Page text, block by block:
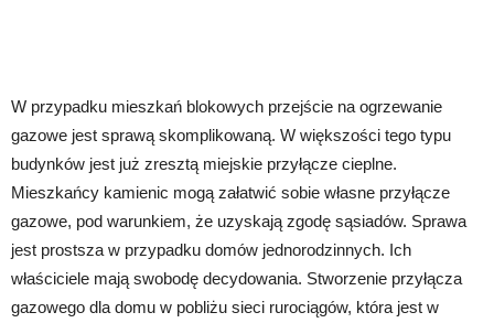
W przypadku mieszkań blokowych przejście na ogrzewanie
gazowe jest sprawą skomplikowaną. W większości tego typu
budynków jest już zresztą miejskie przyłącze cieplne.
Mieszkańcy kamienic mogą załatwić sobie własne przyłącze
gazowe, pod warunkiem, że uzyskają zgodę sąsiadów. Sprawa
jest prostsza w przypadku domów jednorodzinnych. Ich
właściciele mają swobodę decydowania. Stworzenie przyłącza
gazowego dla domu w pobliżu sieci rurociągów, która jest w